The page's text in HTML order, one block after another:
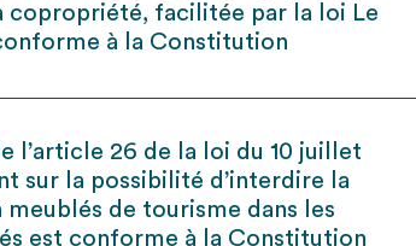
copropriété, facilitée par la loi Le
à la Constitution
l’article 26 de la loi du 10 juillet
sur la possibilité d’interdire la
meublés de tourisme dans les
est conforme à la Constitution